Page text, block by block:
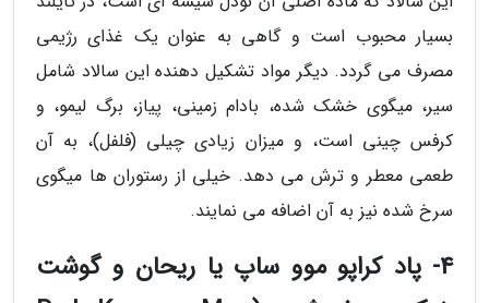
بسیار محبوب است و گاهی به عنوان یک غذای رژیمی
مصرف می گردد. دیگر مواد تشکیل دهنده این سالاد شامل
سیر، میگوی خشک شده، بادام زمینی، پیاز، برگ لیمو، و
کرفس چینی است، و میزان زیادی چیلی (فلفل)، به آن
طعمی معطر و ترش می دهد. خیلی از رستوران ها میگوی
سرخ شده نیز به آن اضافه می نمایند.
4- پاد کراپو موو ساپ یا ریحان و گوشت